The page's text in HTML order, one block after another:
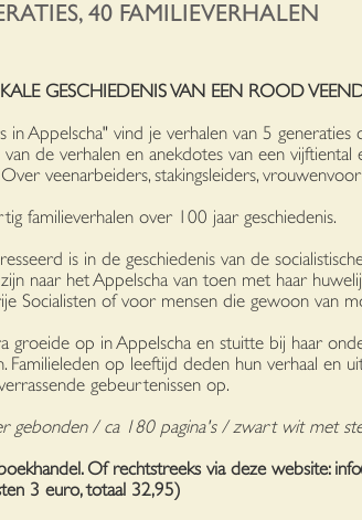
40 FAMILIEVERHALEN
GESCHIEDENIS VAN EEN ROOD
in Appelscha" vind je verhalen van 5
de verhalen en anekdotes van een vijftiental
veenarbeiders, stakingsleiders,
familieverhalen over 100 jaar geschiedenis.
is in de geschiedenis van de
naar het Appelscha van toen met haar
Socialisten of voor mensen die gewoon van
groeide op in Appelscha en stuitte bij haar
Familieleden op leeftijd deden hun verhaal en
gebeurtenissen op.
gebonden / ca 180pagina's / zwart wit met
Of rechtstreeks via deze website:
3 euro, totaal 32,95)